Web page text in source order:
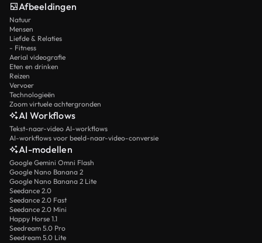
Afbeeldingen
Natuur
Mensen
Liefde & Relaties
- Fitness
Aerial videografie
Eten en drinken
Reizen
Vervoer
Technologieën
Zoom virtuele achtergronden
AI Workflows
Tekst-naar-video AI-workflows
AI-workflows voor beeld-naar-video-conversie
AI-modellen
Google Gemini Omni Flash
Google Nano Banana 2
Google Nano Banana 2 Lite
Seedance 2.0
Seedance 2.0 Fast
Seedance 2.0 Mini
Happy Horse 1.1
Seedream 5.0 Pro
Seedream 5.0 Lite